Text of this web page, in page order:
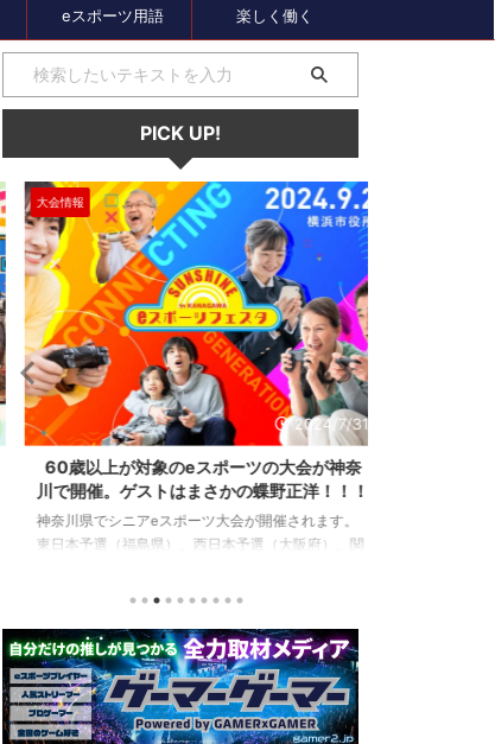
eスポーツ用語 楽しく働く
PICK UP!
大会情報
2024/7/31
60歳以上が対象のeスポーツの大会が神奈
川で開催。ゲストはまさかの蝶野正洋！！！
神奈川県でシニアeスポーツ大会が開催されます。
東日本予選（福島県）、西日本予選（大阪府）、関
楽しめるイベントになっているようです。 ちなみ
に、ゲストのプロレスラーである蝶野正洋さんは今
年60歳になるそうです。トークセッションに登場し
ますよ。 この記事のポイント ・大会参加者は60歳
以上 ・3地区で予選あり。予選は8月24日、25日と9